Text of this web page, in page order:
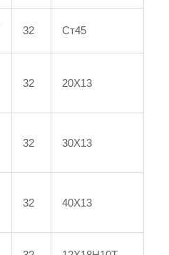
32 Ст45
32 20Х13
32 30Х13
32 40Х13